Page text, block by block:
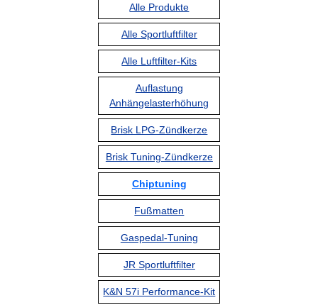
Alle Produkte
Alle Sportluftfilter
Alle Luftfilter-Kits
Auflastung
Anhängelasterhöhung
Brisk LPG-Zündkerze
Brisk Tuning-Zündkerze
Chiptuning
Fußmatten
Gaspedal-Tuning
JR Sportluftfilter
K&N 57i Performance-Kit